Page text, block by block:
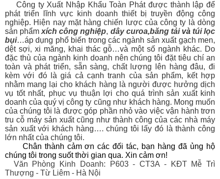
Công ty Xuất Nhập Khẩu Toàn Phát được thành lập để
phát triển lĩnh vực kinh doanh thiết bị truyền động công
nghiệp. Hiện nay mặt hàng chiến lược của công ty là dòng
sản phẩm xích công nghiệp, dây curoa,băng tảivàtúi lọc
bụi…áp dụng phổ biến trong các ngành sản xuất gạch men,
dệt sợi, xi măng, khai thác gỗ…và một số ngành khác. Do
đặc thù của ngành kinh doanh nên chúng tôi đặt tiêu chí an
toàn và phát triển, sẵn sàng, chất lượng lên hàng đâu, đi
kèm với đó là giá cả cạnh tranh của sản phẩm, kết hợp
nhằm mang lại cho khách hàng là người được hưởng dịch
vụ tốt nhất, phục vụ thuận lợi cho quá trình sản xuất kinh
doanh của quý vị công ty cũng như khách hàng. Mong muốn
của chúng tôi là được góp phần nhỏ vào việc vận hành trơn
tru cỗ máy sản xuất cũng như thành công của các nhà máy
sản xuất với khách hàng…. chúng tôi lấy đó là thành công
lớn nhất của chúng tôi.
Chân thành cảm ơn các đối tác, bạn hàng đã ủng hộ
chúng tôi trong suốt thời gian qua. Xin cảm ơn!
Văn Phòng Kinh Doanh: P603 - CT3A - KĐT Mễ Trì
Thượng - Từ Liêm - Hà Nội